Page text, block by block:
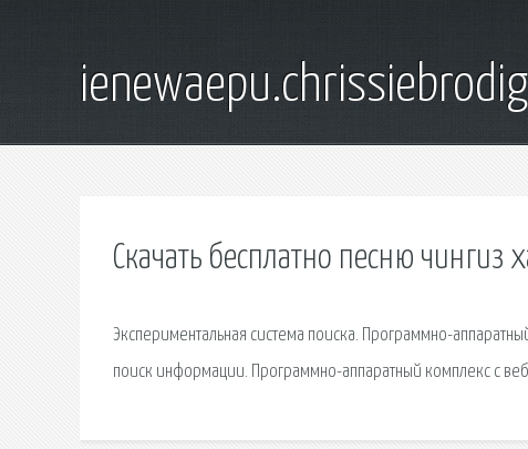
Скачать бесплатно песню чингиз
Экспериментальная система поиска. Программно-
поиск информации. Программно-аппаратный комплекс с